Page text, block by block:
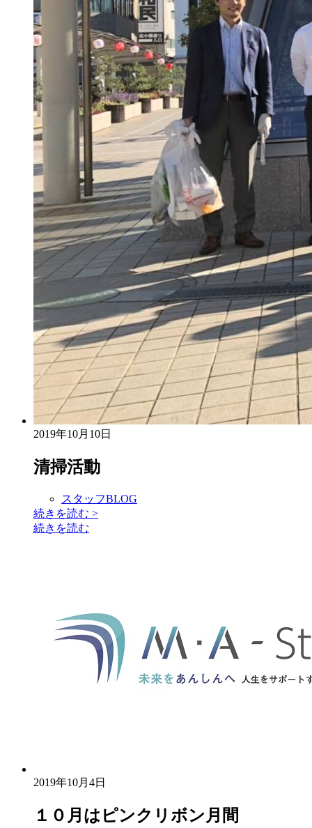
2019年10月10日
清掃活動
スタッフBLOG
続きを読む >
続きを読む
2019年10月4日
１０月はピンクリボン月間